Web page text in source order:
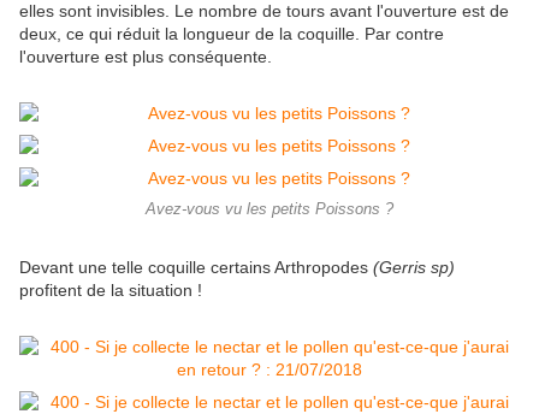
elles sont invisibles. Le nombre de tours avant l'ouverture est de
deux, ce qui réduit la longueur de la coquille. Par contre
l'ouverture est plus conséquente.
Avez-vous vu les petits Poissons ?
Devant une telle coquille certains Arthropodes (Gerris sp)
profitent de la situation !